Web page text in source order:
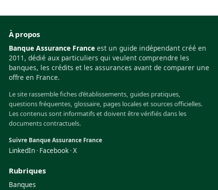
À propos
Banque Assurance France est un guide indépendant créé en
2011, dédié aux particuliers qui veulent comprendre les
banques, les crédits et les assurances avant de comparer une
offre en France.
Le site rassemble fiches d’établissements, guides pratiques,
questions fréquentes, glossaire, pages locales et sources officielles.
Les contenus sont informatifs et doivent être vérifiés dans les
documents contractuels.
Suivre Banque Assurance France
LinkedIn · Facebook ·X
Rubriques
Banques